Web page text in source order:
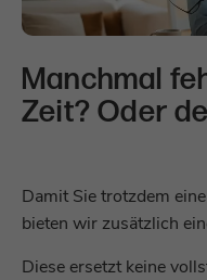
Manchmal
Zeit? Oder
Damit Sie trotzdem
bieten wir zusätzlich
Diese ersetzt keine
Zweck